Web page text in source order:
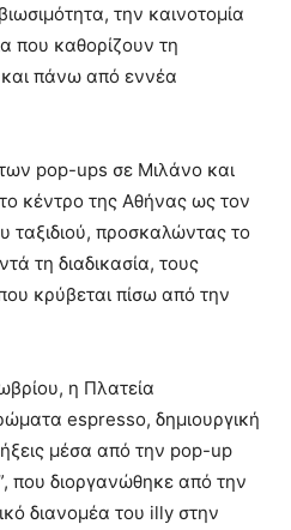
την καινοτομία
που καθορίζουν τη
πάνω από εννέα
pop-ups σε Μιλάνο και
κέντρο της Αθήνας ως τον
ταξιδιού, προσκαλώντας το
τη διαδικασία, τους
κρύβεται πίσω από την
η Πλατεία
espresso, δημιουργική
μέσα από την pop-up
που διοργανώθηκε από την
διανομέα του illy στην